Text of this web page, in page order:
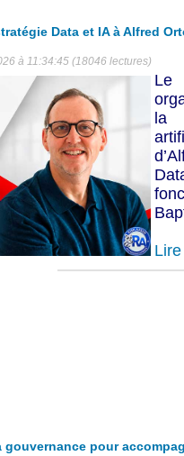
Data et IA à Alfred
à 11:34:45 (18046 lectures)
Le
la
gouvernance pour